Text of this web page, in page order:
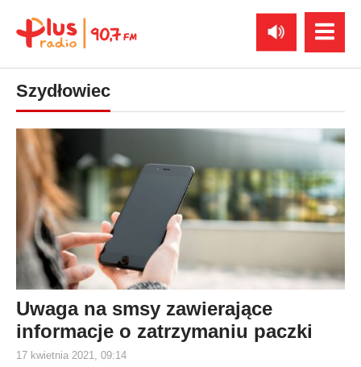
Szydłowiec
Uwaga na smsy zawierające
informacje o zatrzymaniu paczki
17 kwietnia 2021, 09:14